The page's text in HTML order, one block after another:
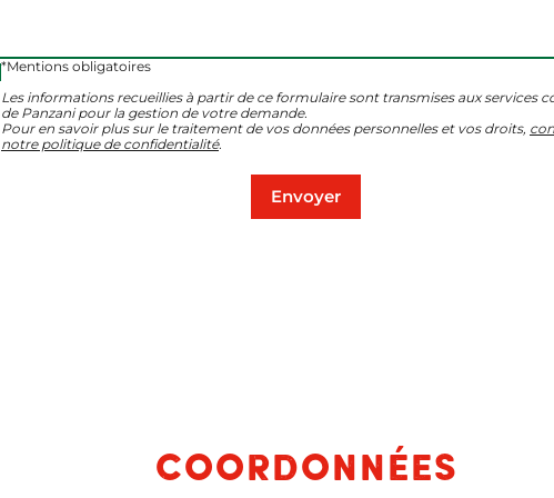
*Mentions obligatoires
Les informations recueillies à partir de ce formulaire sont transmises aux services
de Panzani pour la gestion de votre demande.
Pour en savoir plus sur le traitement de vos données personnelles et vos droits,
notre politique de confidentialité.
Coordonnées